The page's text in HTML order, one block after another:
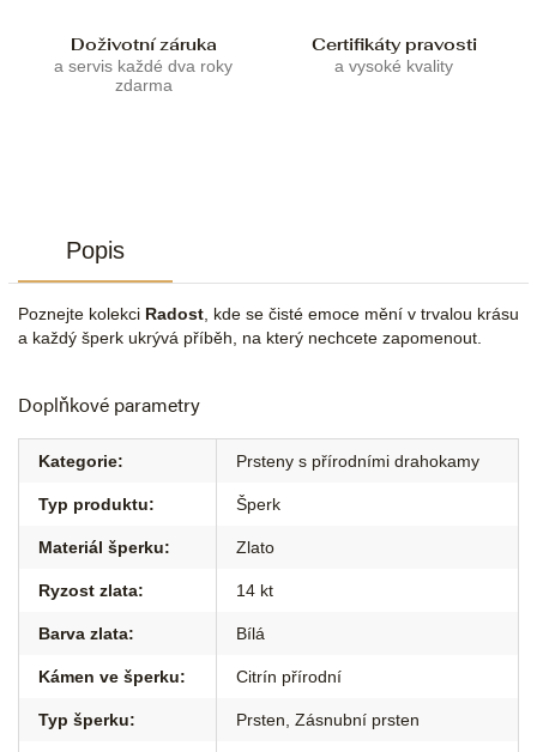
Doživotní záruka
a servis každé dva roky
zdarma
Certifikáty pravosti
a vysoké kvality
Popis
Poznejte kolekci Radost , kde se čisté emoce mění v trvalou krásu
a každý šperk ukrývá příběh, na který nechcete zapomenout.
Doplňkové parametry
Kategorie: Prsteny s přírodními drahokamy
Typ produktu: Šperk
Materiál šperku: Zlato
Ryzost zlata: 14 kt
Barva zlata: Bílá
Kámen ve šperku: Citrín přírodní
Typ šperku: Prsten Zásnubní prsten